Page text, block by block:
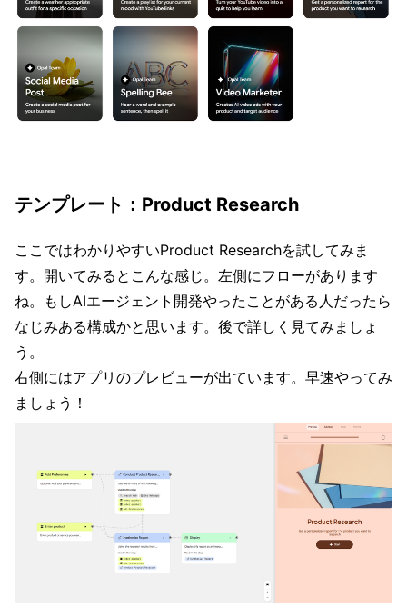
テンプレート：Product Research
ここではわかりやすいProduct Researchを試してみま
す。開いてみるとこんな感じ。左側にフローがあります
ね。もしAIエージェント開発やったことがある人だったら
なじみある構成かと思います。後で詳しく見てみましょ
う。
右側にはアプリのプレビューが出ています。早速やってみ
ましょう！